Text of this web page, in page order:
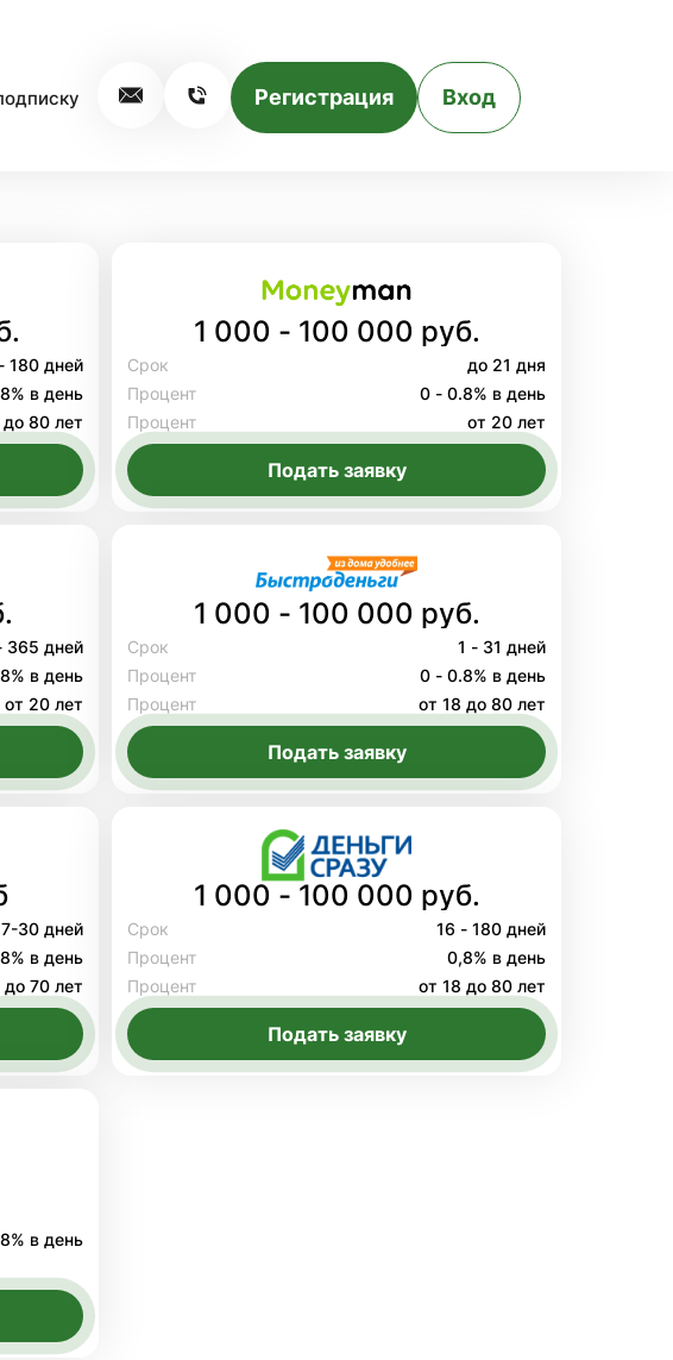
Регистрация Вход
180 дней
в день
до 80 лет
1 000 - 100 000 руб.
Срок
до 21 дня
Процент
0 - 0.8% в день
Процент
от 20 лет
Подать заявку
365 дней
в день
от 20 лет
1 000 - 100 000 руб.
Срок
1 - 31 дней
Процент
0 - 0.8% в день
Процент
от 18 до 80 лет
Подать заявку
7-30 дней
в день
до 70 лет
1 000 - 100 000 руб.
Срок
16 - 180 дней
Процент
0,8% в день
Процент
от 18 до 80 лет
Подать заявку
в день